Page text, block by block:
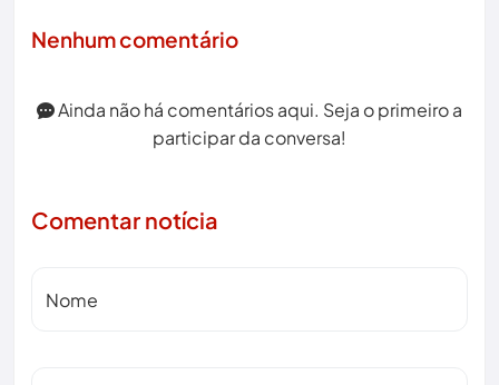
Nenhum comentário
Ainda não há comentários aqui. Seja o primeiro a
participar da conversa!
Comentar notícia
Nome